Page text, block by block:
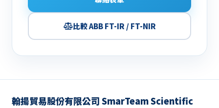
比較 ABB FT-IR / FT-NIR
翰揚貿易股份有限公司 SmarTeam Scientific